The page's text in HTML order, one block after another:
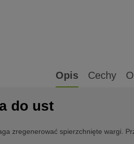
Opis Cechy
do ust
zregenerować spierzchnięte wargi.